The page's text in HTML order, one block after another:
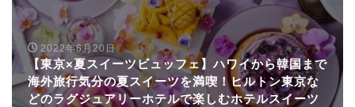
2022年6月20日
【東京×夏スイーツビュッフェ】ハワイから韓国まで
海外旅行気分の夏スイーツを満喫！ヒルトン東京な
どのラグジュアリーホテルで楽しむホテルスイーツ